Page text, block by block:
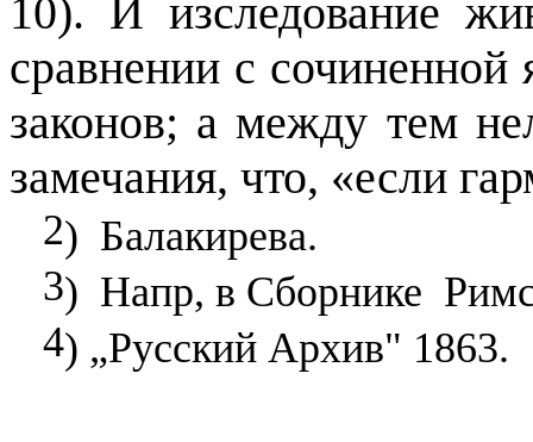
10). И изследование
сравнении с сочиненной
законов; а между тем
замечания, что, «если
2) Балакирева.
3) Напр, в Сборнике
4) „Русский Архив" 1863.